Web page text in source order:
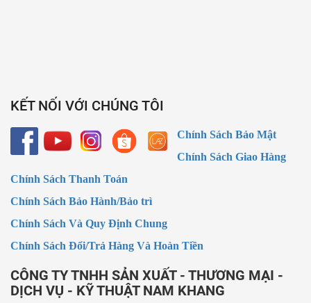
KẾT NỐI VỚI CHÚNG TÔI
Chính Sách Bảo Mật
Chính Sách Giao Hàng
Chính Sách Thanh Toán
Chính Sách Bảo Hành/Bảo trì
Chính Sách Và Quy Định Chung
Chính Sách Đổi/Trả Hàng Và Hoàn Tiền
CÔNG TY TNHH SẢN XUẤT - THƯƠNG MẠI -
DỊCH VỤ - KỸ THUẬT NAM KHANG